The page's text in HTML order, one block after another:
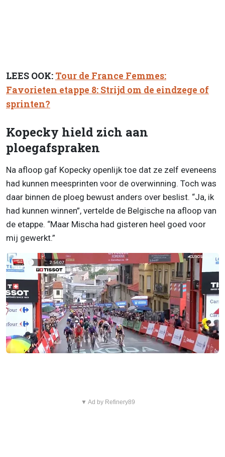
LEES OOK: Tour de France Femmes:
Favorieten etappe 8: Strijd om de eindzege of
sprinten?
Kopecky hield zich aan
ploegafspraken
Na afloop gaf Kopecky openlijk toe dat ze zelf eveneens
had kunnen meesprinten voor de overwinning. Toch was
daar binnen de ploeg bewust anders over beslist. “Ja, ik
had kunnen winnen”, vertelde de Belgische na afloop van
de etappe. “Maar Mischa had gisteren heel goed voor
mij gewerkt.”
▼ Ad by Refinery89